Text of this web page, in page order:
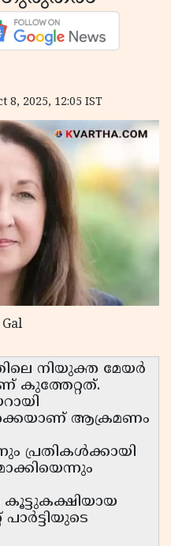
8, 2025, 12:05 IST
നിയുക്ത മേയർ
കുത്തേറ്റത്.
ആക്രമണം
പ്രതികൾക്കായി
കൂട്ടുകക്ഷിയായ